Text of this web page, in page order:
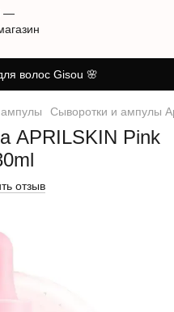
волос Gisou 🌸
Сыворотки и ампулы
APRILSKIN Pink
отзыв